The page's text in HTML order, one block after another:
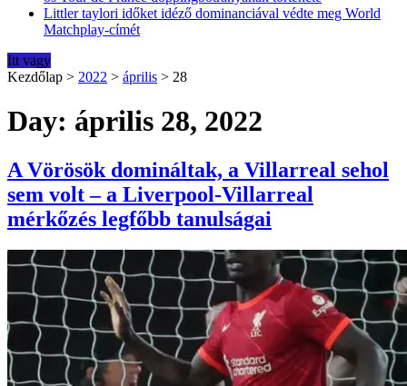
Littler taylori időket idéző dominanciával védte meg World
Matchplay-címét
Itt vagy
Kezdőlap > 2022 > április > 28
Day: április 28, 2022
A Vörösök domináltak, a Villarreal sehol
sem volt – a Liverpool-Villarreal
mérkőzés legfőbb tanulságai